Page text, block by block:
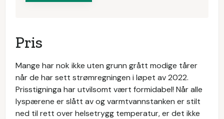
Pris
Mange har nok ikke uten grunn grått modige tårer
når de har sett strømregningen i løpet av 2022.
Prisstigninga har utvilsomt vært formidabel! Når alle
lyspærene er slått av og varmtvannstanken er stilt
ned til rett over helsetrygg temperatur, er det ikke